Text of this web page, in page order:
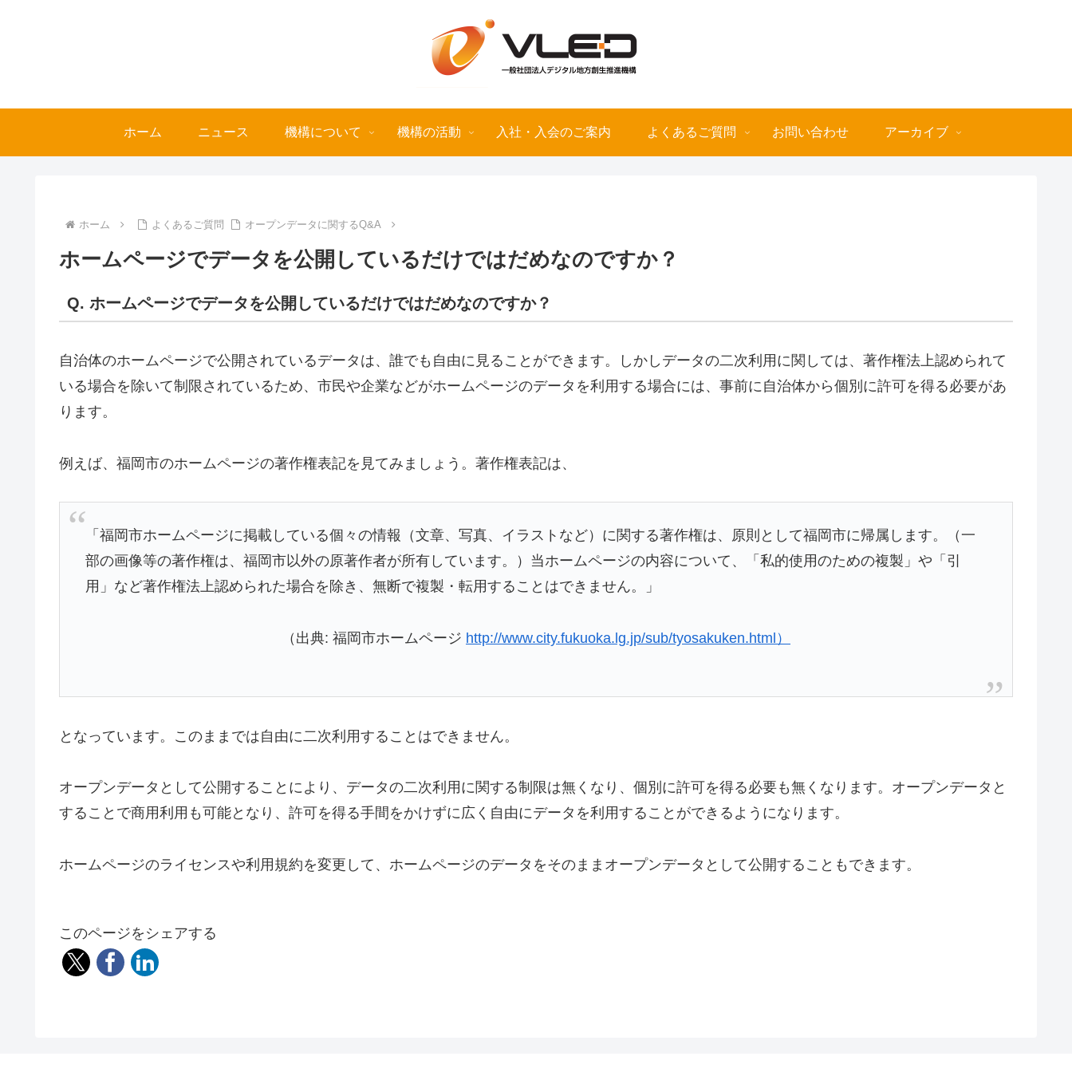
ホーム ニュース 機構について 機構の活動 入社・入会のご案内 よくあるご質問 お問い合わせ アーカイブ
ホーム よくあるご質問 オープンデータに関するQ&A
ホームページでデータを公開しているだけではだめなのですか？
Q. ホームページでデータを公開しているだけではだめなのですか？
自治体のホームページで公開されているデータは、誰でも自由に見ることができます。しかしデータの二次利用に関しては、著作権法上認められて
いる場合を除いて制限されているため、市民や企業などがホームページのデータを利用する場合には、事前に自治体から個別に許可を得る必要があ
ります。
例えば、福岡市のホームページの著作権表記を見てみましょう。著作権表記は、
「福岡市ホームページに掲載している個々の情報（文章、写真、イラストなど）に関する著作権は、原則として福岡市に帰属します。（一
部の画像等の著作権は、福岡市以外の原著作者が所有しています。）当ホームページの内容について、「私的使用のための複製」や「引
用」など著作権法上認められた場合を除き、無断で複製・転用することはできません。」
（出典: 福岡市ホームページ http://www.city.fukuoka.lg.jp/sub/tyosakuken.html）
となっています。このままでは自由に二次利用することはできません。
オープンデータとして公開することにより、データの二次利用に関する制限は無くなり、個別に許可を得る必要も無くなります。オープンデータと
することで商用利用も可能となり、許可を得る手間をかけずに広く自由にデータを利用することができるようになります。
ホームページのライセンスや利用規約を変更して、ホームページのデータをそのままオープンデータとして公開することもできます。
このページをシェアする